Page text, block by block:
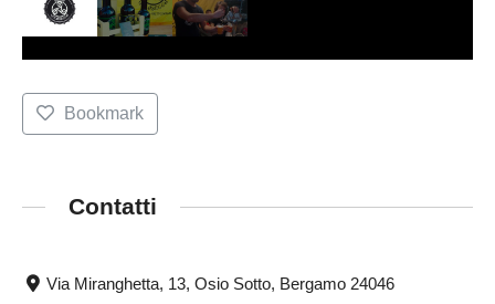
Bookmark
Contatti
Via Miranghetta, 13, Osio Sotto, Bergamo 24046